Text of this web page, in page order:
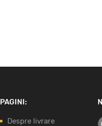
PAGINI:
Despre livrare